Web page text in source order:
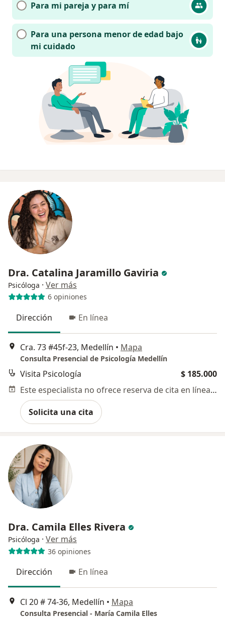
Para mi pareja y para mí
Para una persona menor de edad bajo
mi cuidado
Dra. Catalina Jaramillo Gaviria
Psicóloga · Ver más
6 opiniones
Dirección En línea
Cra. 73 #45f-23, Medellín • Mapa
Consulta Presencial de Psicología Medellín
Visita Psicología
$ 185.000
Este especialista no ofrece reserva de cita en línea en esta dirección.
Solicita una cita
Dra. Camila Elles Rivera
Psicóloga · Ver más
36 opiniones
Dirección En línea
Cl 20 # 74-36, Medellín • Mapa
Consulta Presencial - María Camila Elles